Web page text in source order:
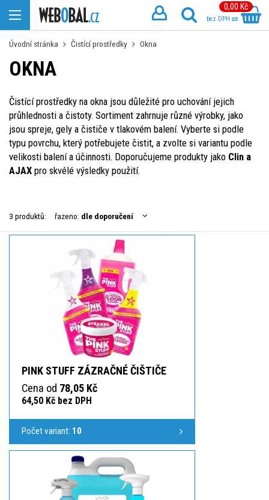
0,00 Kč
bez DPH
Úvodní stránka Čistící prostředky Okna
OKNA
Čistící prostředky na okna jsou důležité pro uchování jejich
průhlednosti a čistoty. Sortiment zahrnuje různé výrobky, jako
jsou spreje, gely a čističe v tlakovém balení. Vyberte si podle
typu povrchu, který potřebujete čistit, a zvolte si variantu podle
velikosti balení a účinnosti. Doporučujeme produkty jako Clin a
AJAX pro skvélé výsledky použití.
3 produktů: řazeno: dle doporučení
PINK STUFF ZÁZRAČNÉ ČIŠTIČE
Cena od 78,05 Kč
64,50 Kč bez DPH
Počet variant: 10